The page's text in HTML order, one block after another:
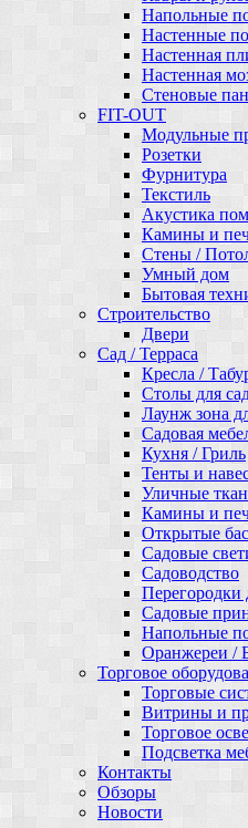
Напольные
Настенные
Настенная
Настенная
Стеновые
FIT-OUT
Модульные
Розетки
Фурнитура
Текстиль
Акустика
Камины и
Стены /
Умный дом
Бытовая
Строительство
Двери
Сад / Терраса
Кресла /
Столы для
Лаунж зона
Садовая
Кухня / Гриль
Тенты и
Уличные
Камины и
Открытые
Садовые
Садоводство
Перегородки
Садовые
Напольные
Оранжереи /
Торговое
Торговые
Витрины и
Торговое
Подсветка
Контакты
Обзоры
Новости